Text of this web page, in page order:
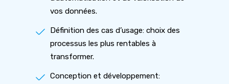
vos données.
Définition des cas d’usage: choix des
processus les plus rentables à
transformer.
Conception et développement: